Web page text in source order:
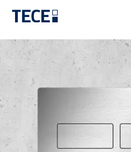
Skip to main content